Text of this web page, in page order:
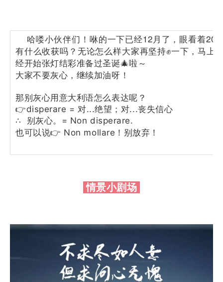
哈喽小伙伴们！咻的一下已经12月了，眼看着
有什么收获吗？无论怎么样大家再坚持✊一下，马上
经开始张灯结彩准备过圣诞🎄啦～
大家不要灰心，继续加油呀！
那别灰心用意大利语怎么表达呢？
👉disperare = 对...绝望；对...丧失信心
∴ 别灰心。= Non disperare.
也可以说👉 Non mollare ！别放弃！
情景小剧场